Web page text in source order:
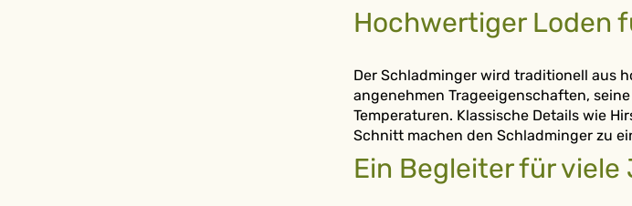
Hochwertiger Loden
Der Schladminger wird traditionell aus
angenehmen Trageeigenschaften,
Temperaturen. Klassische Details wie
Schnitt machen den Schladminger zu
Ein Begleiter für viele